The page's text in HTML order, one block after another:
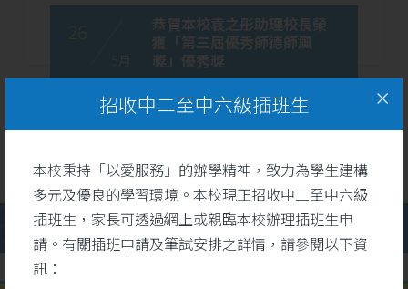
5 月
恭賀本校袁之彤助理校長榮
獲「第三屆優秀師德師風
獎」優秀獎
招收中二至中六級插班生
本校秉持「以愛服務」的辦學精神，致力為學生建構
多元及優良的學習環境。本校現正招收中二至中六級
插班生，家長可透過網上或親臨本校辦理插班生申
請。有關插班申請及筆試安排之詳情，請參閱以下資
訊：